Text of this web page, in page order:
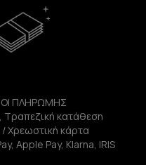
ΠΛΗΡΩΜΗΣ
Τραπεζική κατάθεση
/ Χρεωστική κάρτα
Apple Pay, Klarna, IRIS